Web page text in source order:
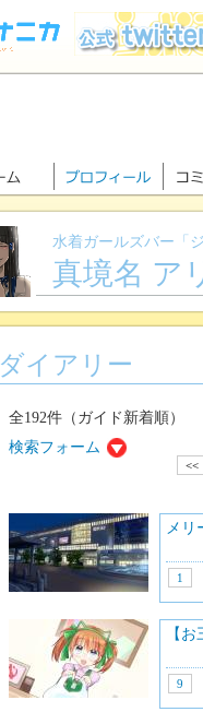
水着ガールズバー「
真境名 ア
ダイアリー
全192件（ガイド新着順）
検索フォーム
<<
メリ
1
【
9